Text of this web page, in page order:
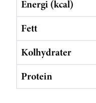
Energi (kcal)
Fett
Kolhydrater
Protein